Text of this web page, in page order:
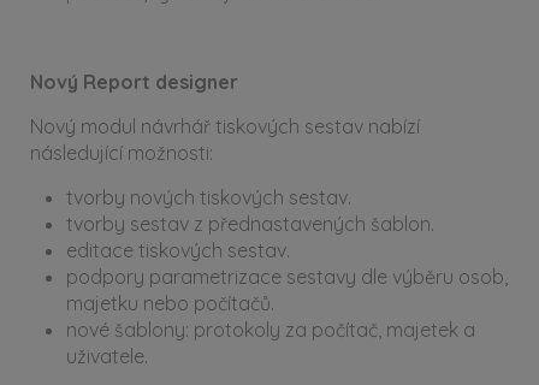
Nový Report designer
Nový modul návrhář tiskových sestav nabízí
následující možnosti:
tvorby nových tiskových sestav.
tvorby sestav z přednastavených šablon.
editace tiskových sestav.
podpory parametrizace sestavy dle výběru osob,
majetku nebo počítačů.
nové šablony: protokoly za počítač, majetek a
uživatele.